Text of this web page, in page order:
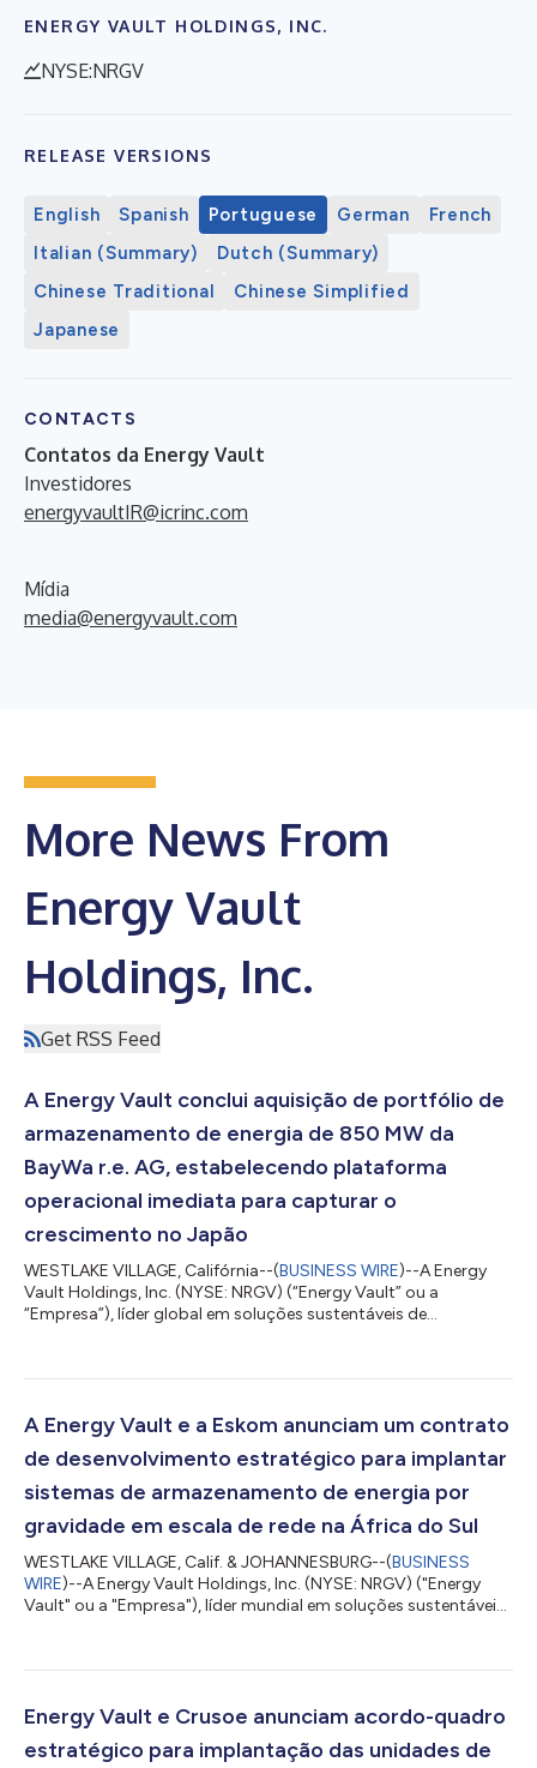
ENERGY VAULT HOLDINGS, INC.
NYSE:NRGV
RELEASE VERSIONS
English Spanish Portuguese German
French
Italian (Summary)
Dutch (Summary)
Chinese Traditional
Chinese Simplified
Japanese
CONTACTS
Contatos da Energy Vault
Investidores
energyvaultIR@icrinc.com
Mídia
media@energyvault.com
More News From
Energy Vault
Holdings, Inc.
Get RSS Feed
A Energy Vault conclui aquisição de portfólio de
armazenamento de energia de 850 MW da
BayWa r.e. AG, estabelecendo plataforma
operacional imediata para capturar o
crescimento no Japão
WESTLAKE VILLAGE, Califórnia--(BUSINESS WIRE)--A Energy
Vault Holdings, Inc. (NYSE: NRGV) (“Energy Vault” ou a
“Empresa”), líder global em soluções sustentáveis de
sucedida da aquisição, previamente anunciada, de um
de Energia em Baterias (“BESS”) de 850 MW no Japão da BayWa
r.e. AG, uma das principais desenvolvedoras globais de...
A Energy Vault e a Eskom anunciam um contrato
de desenvolvimento estratégico para implantar
sistemas de armazenamento de energia por
gravidade em escala de rede na África do Sul
WESTLAKE VILLAGE, Calif. & JOHANNESBURG--(BUSINESS
WIRE)--A Energy Vault Holdings, Inc. (NYSE: NRGV) ("Energy
Vault" ou a "Empresa"), líder mundial em soluções sustentáveis
contrato de desenvolvimento estratégico com a Eskom
eletricidade da África do Sul, para implantar um sistema de
armazenamento de energia por gravidade (GESS) de long...
Energy Vault e Crusoe anunciam acordo-quadro
estratégico para implantação das unidades de